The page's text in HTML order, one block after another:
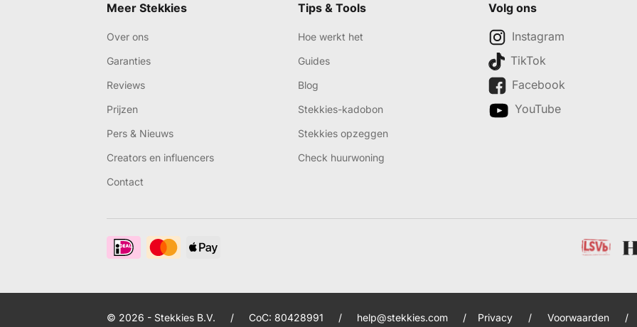
Meer Stekkies
Over ons
Garanties
Reviews
Prijzen
Pers & Nieuws
Creators en influencers
Contact
Tips & Tools
Hoe werkt het
Guides
Blog
Stekkies-kadobon
Stekkies opzeggen
Check huurwoning
Volg ons
Instagram
TikTok
Facebook
YouTube
© 2026 - Stekkies B.V. / CoC: 80428991 / help@stekkies.com / Privacy / Voorwaarden /